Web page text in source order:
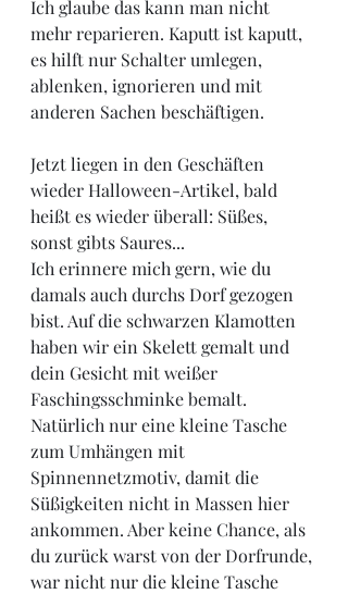
Ich glaube das kann man nicht
mehr reparieren. Kaputt ist kaputt,
es hilft nur Schalter umlegen,
ablenken, ignorieren und mit
anderen Sachen beschäftigen.
Jetzt liegen in den Geschäften
wieder Halloween-Artikel, bald
heißt es wieder überall: Süßes,
sonst gibts Saures...
Ich erinnere mich gern, wie du
damals auch durchs Dorf gezogen
bist. Auf die schwarzen Klamotten
haben wir ein Skelett gemalt und
dein Gesicht mit weißer
Faschingsschminke bemalt.
Natürlich nur eine kleine Tasche
zum Umhängen mit
Spinnennetzmotiv, damit die
Süßigkeiten nicht in Massen hier
ankommen. Aber keine Chance, als
du zurück warst von der Dorfrunde,
war nicht nur die kleine Tasche